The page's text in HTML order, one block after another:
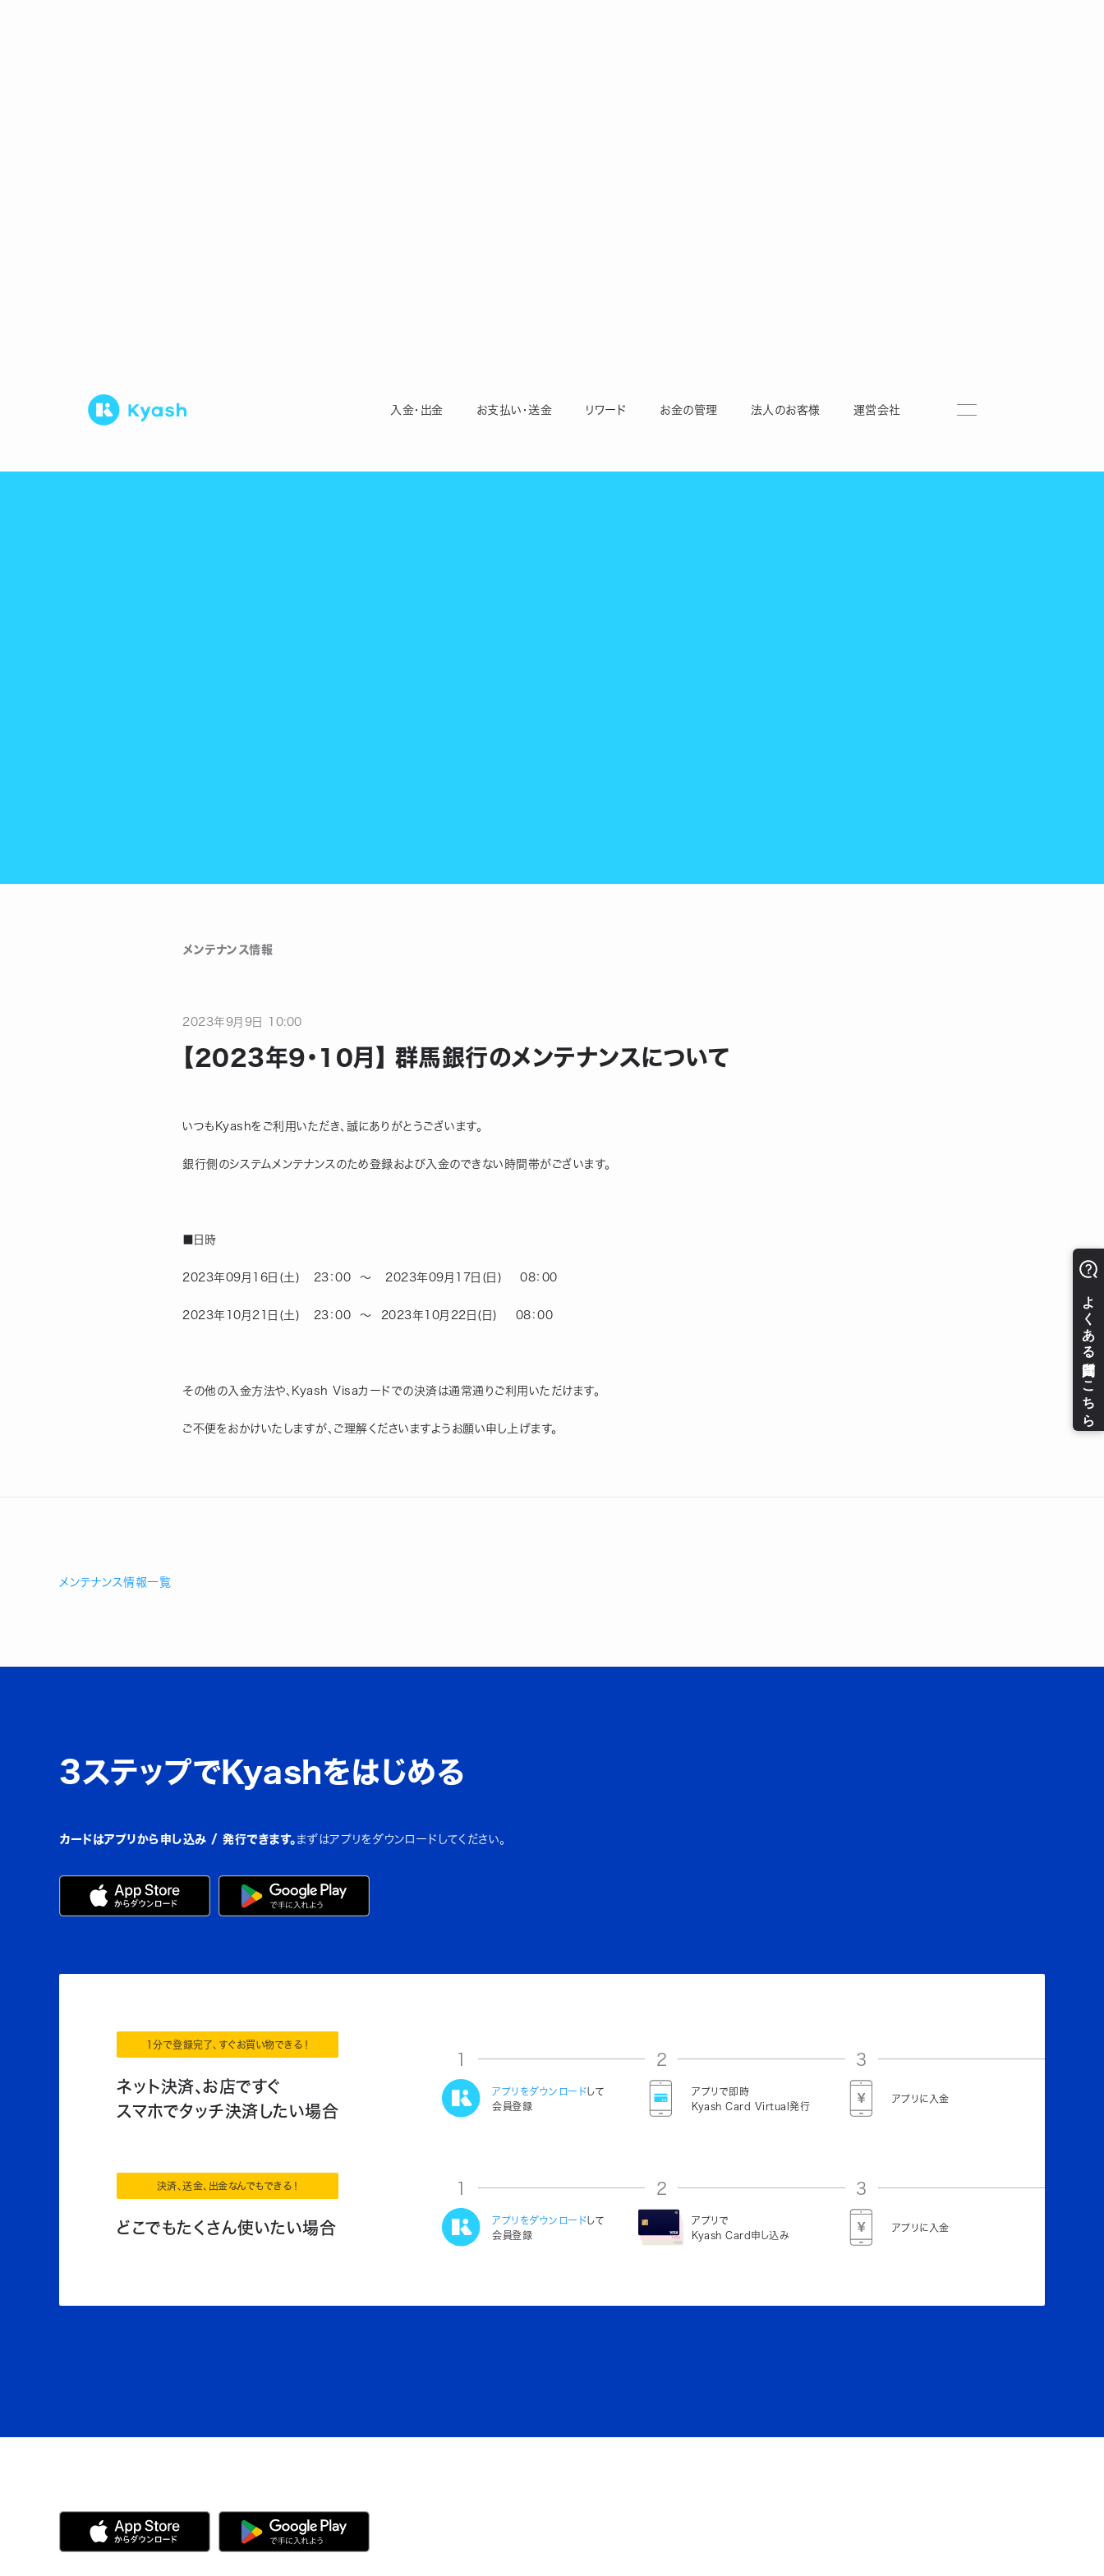
入金・出金 お支払い・送金 リワード お金の管理 法人のお客様 運営会社
メンテナンス情報
2023年9月 9日 10:00
【2023年9・10月】 群馬銀行のメンテナンスについて
いつもKyashをご利用いただき、誠にありがとうございます。
銀行側のシステムメンテナンスのため登録および入金のできない時間帯がございます。
■日時
2023年09月16日(土)   23：00  ～   2023年09月17日(日)    08：00
2023年10月21日(土)   23：00  ～  2023年10月22日(日)    08：00
その他の入金方法や、Kyash Visaカードでの決済は通常通りご利用いただけます。
ご不便をおかけいたしますが、ご理解くださいますようお願い申し上げます。
メンテナンス情報一覧
3ステップでKyashをはじめる
カードはアプリから申し込み / 発行できます。 まずはアプリをダウンロードしてください。
1分で登録完了、すぐお買い物できる！
ネット決済、お店ですぐ
スマホでタッチ決済したい場合
1
アプリをダウンロードして
会員登録
2
アプリで即時
Kyash Card Virtual発行
3
アプリに入金
決済、送金、出金なんでもできる！
どこでもたくさん使いたい場合
1
アプリをダウンロードして
会員登録
2
アプリで
Kyash Card申し込み
3
アプリに入金